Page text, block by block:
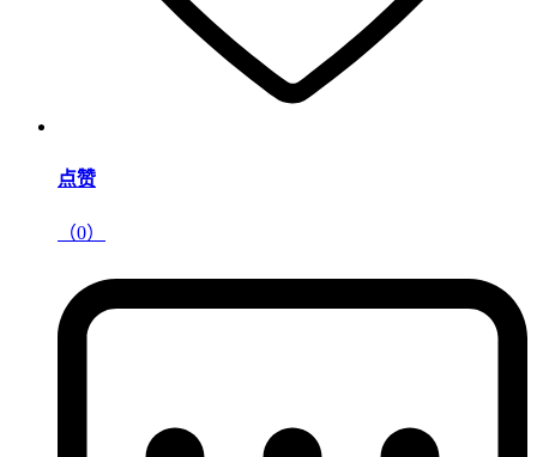
点赞
（0）